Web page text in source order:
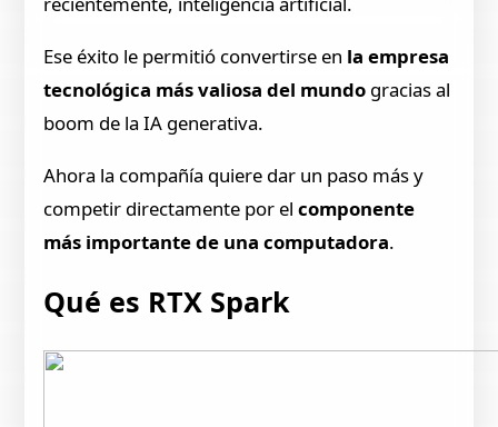
Ese éxito le permitió convertirse en la empresa
tecnológica más valiosa del mundo gracias al
boom de la IA generativa.
Ahora la compañía quiere dar un paso más y
competir directamente por elcomponente
más importante de una computadora.
Qué es RTX Spark